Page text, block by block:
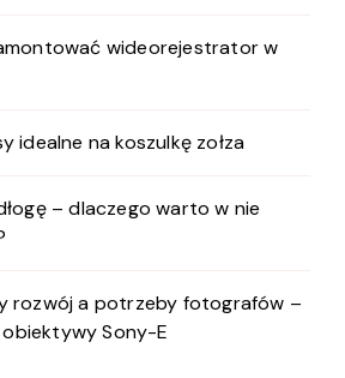
wideorejestrator w
idealne na koszulkę zołza
– dlaczego warto w nie
rozwój a potrzeby fotografów –
obiektywy Sony-E